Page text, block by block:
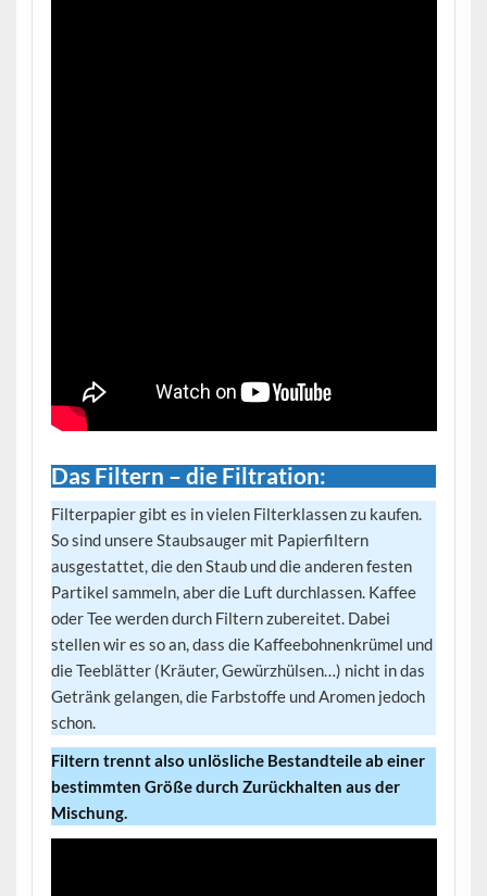
Das Filtern – die Filtration:
Filterpapier gibt es in vielen Filterklassen zu kaufen.
So sind unsere Staubsauger mit Papierfiltern
ausgestattet, die den Staub und die anderen festen
Partikel sammeln, aber die Luft durchlassen. Kaffee
oder Tee werden durch Filtern zubereitet. Dabei
stellen wir es so an, dass die Kaffeebohnenkrümel und
die Teeblätter (Kräuter, Gewürzhülsen…) nicht in das
Getränk gelangen, die Farbstoffe und Aromen jedoch
schon.
Filtern trennt also unlösliche Bestandteile ab einer
bestimmten Größe durch Zurückhalten aus der
Mischung.